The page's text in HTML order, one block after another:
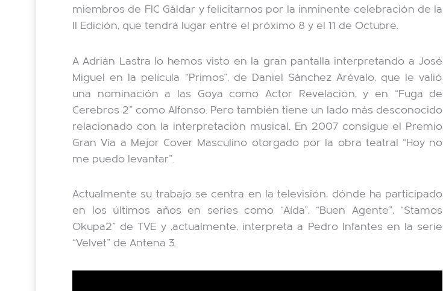
miembros de FIC Gáldar y felicitarnos por la inminente celebración de la
II Edición, que tendrá lugar entre el próximo 8 y el 11 de Octubre.
A Adrián Lastra lo hemos visto en la gran pantalla interpretando a José
Miguel en la película “Primos”, de Daniel Sánchez Arévalo, que le valió
una nominación a las Goya como Actor Revelación, y en “Fuga de
Cerebros 2” como Alfonso. Pero también tiene un lado más desconocido
relacionado con la interpretación musical. En 2007 consigue el Premio
Gran Vía a Mejor Cover Masculino otorgado por la obra teatral “Hoy no
me puedo levantar”.
Actualmente su trabajo se centra en la televisión, dónde ha participado
en los últimos años en series como “Aída”, “Buen Agente”, “Stamos
Okupa2” de TVE y ,actualmente, interpreta a Pedro Infantes en la serie
“Velvet” de Antena 3.